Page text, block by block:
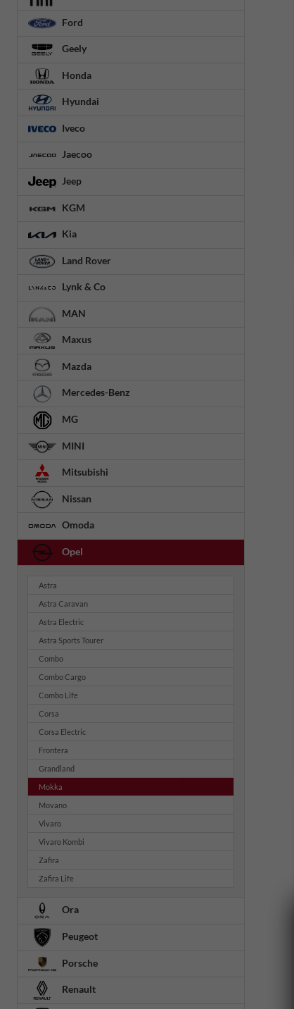
Ford
Geely
Honda
Hyundai
Iveco
Jaecoo
Jeep
KGM
Kia
Land Rover
Lynk & Co
MAN
Maxus
Mazda
Mercedes-Benz
MG
MINI
Mitsubishi
Nissan
Omoda
Opel
Astra
Astra Caravan
Astra Electric
Astra Sports Tourer
Combo
Combo Cargo
Combo Life
Corsa
Corsa Electric
Frontera
Grandland
Mokka
Movano
Vivaro
Vivaro Kombi
Zafira
Zafira Life
Ora
Peugeot
Porsche
Renault